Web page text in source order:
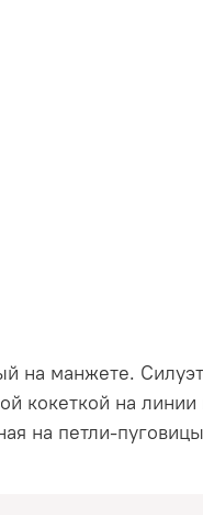
на манжете.
кокеткой на
на петли-